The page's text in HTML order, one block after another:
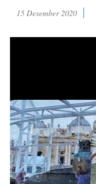
15 Desember 2020